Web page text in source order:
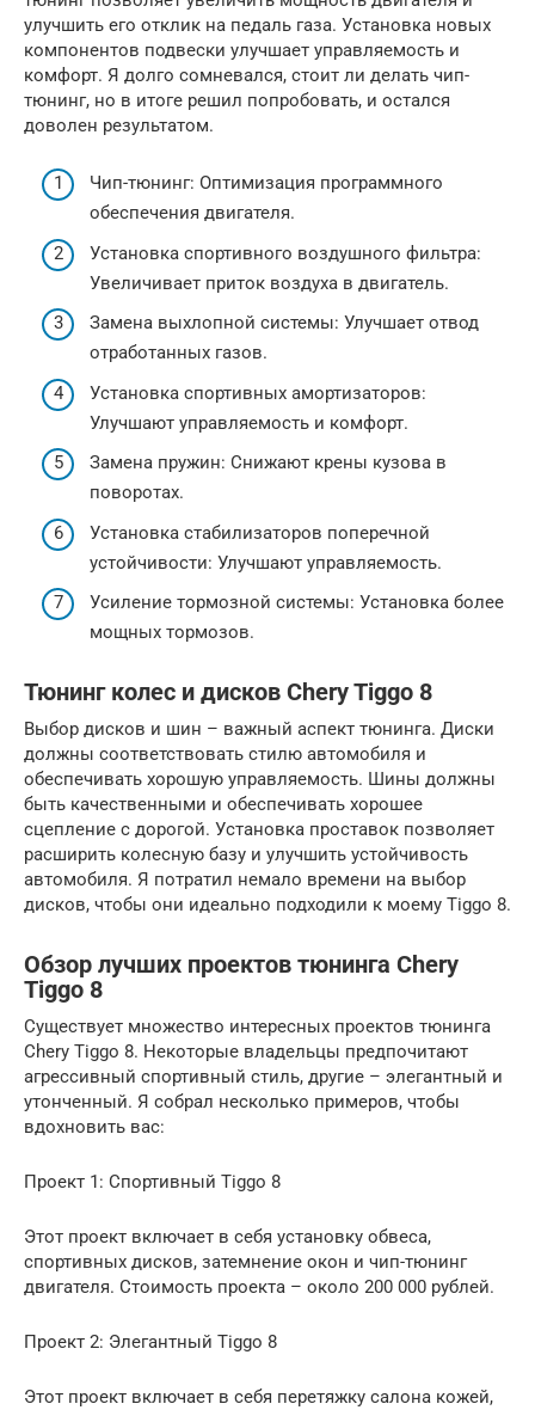
улучшить его отклик на педаль газа. Установка новых
компонентов подвески улучшает управляемость и
комфорт. Я долго сомневался, стоит ли делать чип-
тюнинг, но в итоге решил попробовать, и остался
доволен результатом.
Чип-тюнинг: Оптимизация программного
обеспечения двигателя.
Установка спортивного воздушного фильтра:
Увеличивает приток воздуха в двигатель.
Замена выхлопной системы: Улучшает отвод
отработанных газов.
Установка спортивных амортизаторов:
Улучшают управляемость и комфорт.
Замена пружин: Снижают крены кузова в
поворотах.
Установка стабилизаторов поперечной
устойчивости: Улучшают управляемость.
Усиление тормозной системы: Установка более
мощных тормозов.
Тюнинг колес и дисков Chery Tiggo 8
Выбор дисков и шин – важный аспект тюнинга. Диски
должны соответствовать стилю автомобиля и
обеспечивать хорошую управляемость. Шины должны
быть качественными и обеспечивать хорошее
сцепление с дорогой. Установка проставок позволяет
расширить колесную базу и улучшить устойчивость
автомобиля. Я потратил немало времени на выбор
дисков, чтобы они идеально подходили к моему Tiggo 8.
Обзор лучших проектов тюнинга Chery
Tiggo 8
Существует множество интересных проектов тюнинга
Chery Tiggo 8. Некоторые владельцы предпочитают
агрессивный спортивный стиль, другие – элегантный и
утонченный. Я собрал несколько примеров, чтобы
вдохновить вас:
Проект 1: Спортивный Tiggo 8
Этот проект включает в себя установку обвеса,
спортивных дисков, затемнение окон и чип-тюнинг
двигателя. Стоимость проекта – около 200 000 рублей.
Проект 2: Элегантный Tiggo 8
Этот проект включает в себя перетяжку салона кожей,